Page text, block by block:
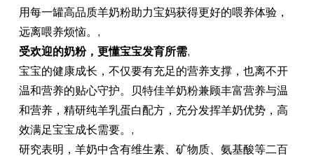
用每一罐高品质羊奶粉助力宝妈获得更好的喂养体验，
远离喂养烦恼。 ,
受欢迎的奶粉，更懂宝宝发育所需,
宝宝的健康成长，不仅要有充足的营养支撑，也离不开
温和营养的贴心守护。贝特佳羊奶粉兼顾丰富营养与温
和营养，精研纯羊乳蛋白配方，充分发挥羊奶优势，高
效满足宝宝成长需要。 ,
研究表明，羊奶中含有维生素、矿物质、氨基酸等二百